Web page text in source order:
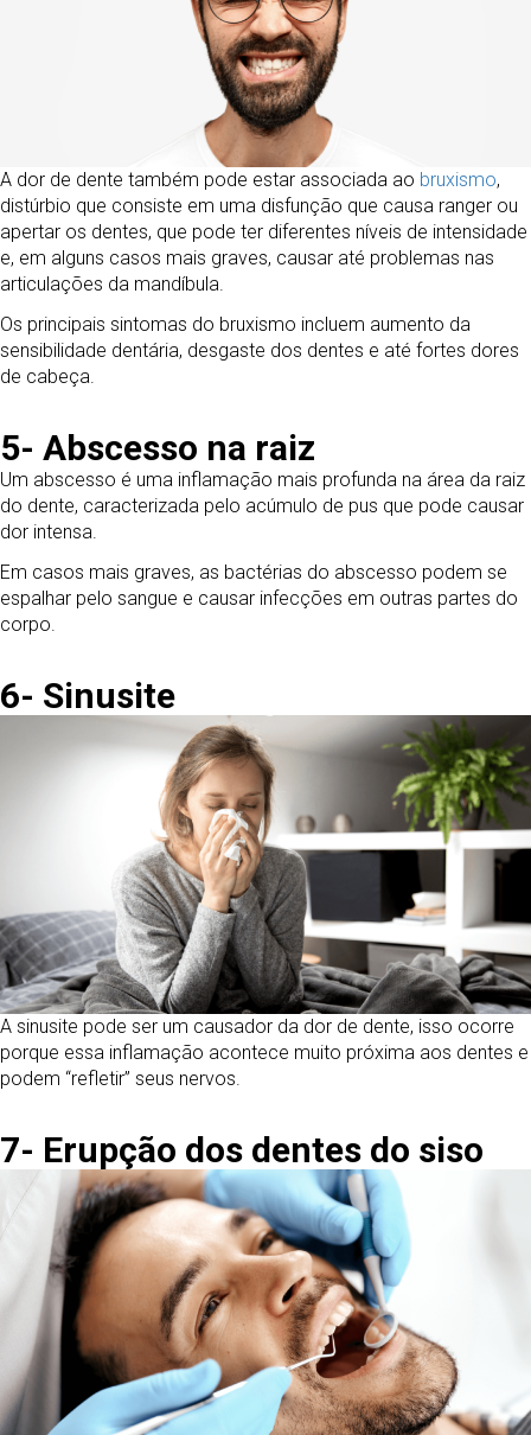
A dor de dente também pode estar associada ao bruxismo,
distúrbio que consiste em uma disfunção que causa ranger ou
apertar os dentes, que pode ter diferentes níveis de intensidade
e, em alguns casos mais graves, causar até problemas nas
articulações da mandíbula.
Os principais sintomas do bruxismo incluem aumento da
sensibilidade dentária, desgaste dos dentes e até fortes dores
de cabeça.
5- Abscesso na raiz
Um abscesso é uma inflamação mais profunda na área da raiz
do dente, caracterizada pelo acúmulo de pus que pode causar
dor intensa.
Em casos mais graves, as bactérias do abscesso podem se
espalhar pelo sangue e causar infecções em outras partes do
corpo.
6- Sinusite
A sinusite pode ser um causador da dor de dente, isso ocorre
porque essa inflamação acontece muito próxima aos dentes e
podem “refletir” seus nervos.
7- Erupção dos dentes do siso